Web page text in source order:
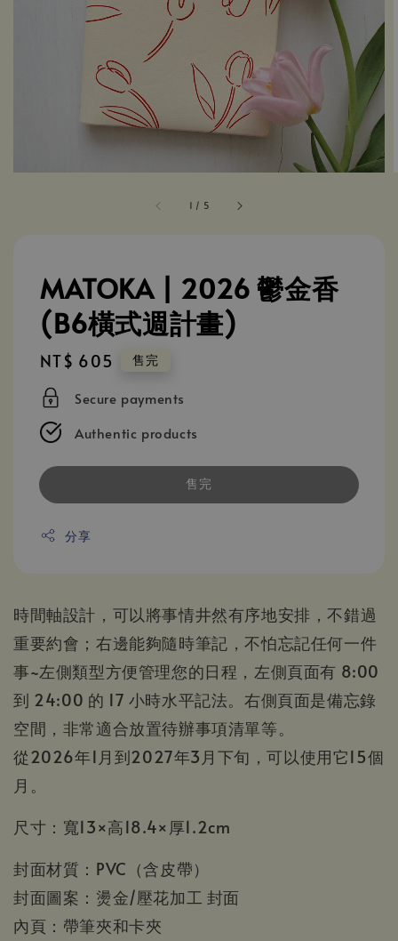
1 / 5
MATOKA | 2026 鬱金香
(B6橫式週計畫)
Regular
price
NT$ 605 售完
Secure payments
Authentic products
售完
分享
時間軸設計，可以將事情井然有序地安排，不錯過
重要約會；右邊能夠隨時筆記，不怕忘記任何一件
事~左側類型方便管理您的日程，左側頁面有 8:00
到 24:00 的 17 小時水平記法。右側頁面是備忘錄
空間，非常適合放置待辦事項清單等。
從2026年1月到2027年3月下旬，可以使用它15個
月。
尺寸： 寬13×高18.4×厚1.2cm
封面材質：PVC（含皮帶）
封面圖案：燙金/壓花加工 封面
內頁：帶筆夾和卡夾